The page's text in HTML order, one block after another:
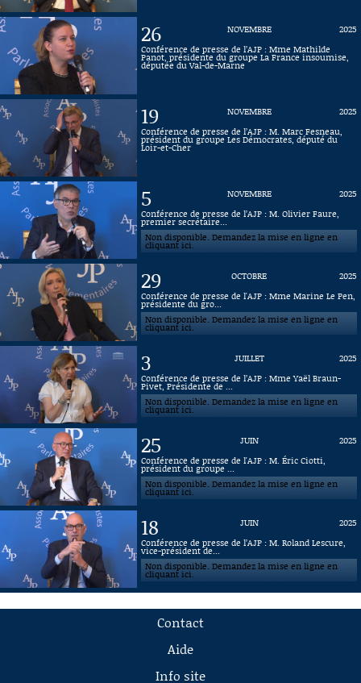
Autres
26 NOVEMBRE
2025
Conférence de presse de l’AJP : Mme Mathilde
Panot, présidente du groupe La France insoumise,
députée du Val-de-Marne
19 NOVEMBRE
2025
Conférence de presse de l’AJP : M. Marc Fesneau,
président du groupe Les Démocrates, député du
Loir-et-Cher
5 NOVEMBRE
2025
Conférence de presse de l’AJP : M. Olivier Faure,
premier secrétaire...
Non disponible. Demandez la mise en ligne en
cliquant ici.
29 OCTOBRE
2025
Conférence de presse de l'AJP : Mme Marine Le Pen,
présidente du gro...
Non disponible. Demandez la mise en ligne en
cliquant ici.
3 JUILLET
2025
Conférence de presse de l’AJP : Mme Yaël Braun-
Pivet, Présidente de ...
Non disponible. Demandez la mise en ligne en
cliquant ici.
25 JUIN
2025
Conférence de presse de l'AJP : M. Éric Ciotti,
président du groupe ...
Non disponible. Demandez la mise en ligne en
cliquant ici.
18 JUIN
2025
Conférence de presse de l’AJP : M. Roland Lescure,
vice-président de...
Non disponible. Demandez la mise en ligne en
cliquant ici.
Contact
Aide
Info site